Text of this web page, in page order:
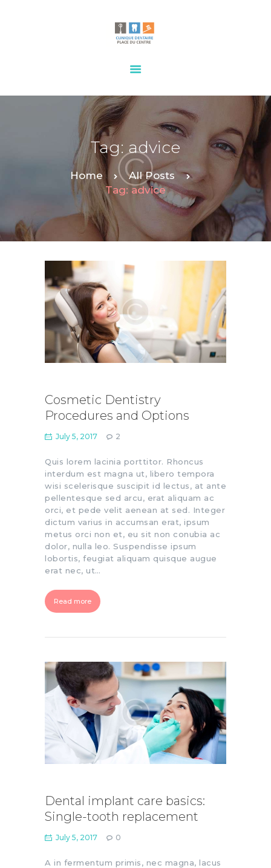
Tag: advice
Home
All Posts
Tag: advice
OUR SERVICES
CONTACTS
Cosmetic Dentistry
Procedures and Options
July 5, 2017 2
Quis lorem lacinia porttitor. Rhoncus
interdum est magna ut, libero tempora
wisi scelerisque suscipit id lectus, at ante
pellentesque sed arcu, erat aliquam ac
orci, et pede velit aenean at sed. Integer
dictum varius in accumsan erat, ipsum
metus orci non et, eu sit non conubia ac
dolor, nulla leo. Suspendisse ipsum
lobortis, feugiat aliquam quisque augue
erat nec, ut…
Read more
Dental implant care basics:
Single-tooth replacement
July 5, 2017 0
A in fermentum primis, nec magna, lacus